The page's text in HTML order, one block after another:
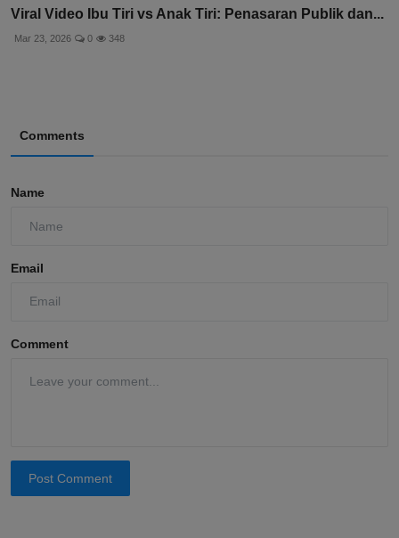
Viral Video Ibu Tiri vs Anak Tiri: Penasaran Publik dan...
Mar 23, 2026 0 348
Comments
Name
Email
Comment
Post Comment